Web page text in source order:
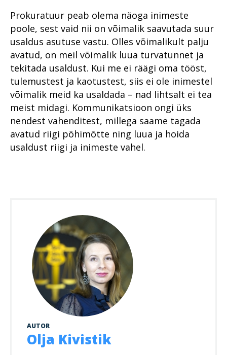
Prokuratuur peab olema näoga inimeste
poole, sest vaid nii on võimalik saavutada suur
usaldus asutuse vastu. Olles võimalikult palju
avatud, on meil võimalik luua turvatunnet ja
tekitada usaldust. Kui me ei räägi oma tööst,
tulemustest ja kaotustest, siis ei ole inimestel
võimalik meid ka usaldada – nad lihtsalt ei tea
meist midagi. Kommunikatsioon ongi üks
nendest vahenditest, millega saame tagada
avatud riigi põhimõtte ning luua ja hoida
usaldust riigi ja inimeste vahel.
AUTOR
Olja Kivistik